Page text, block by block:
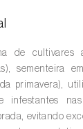
)
de cultivares
sementeira
primavera),
infestantes
evitando